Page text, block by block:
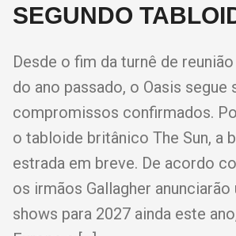
SEGUNDO
Desde o fim da turnê de
do ano passado, o Oasis segue
compromissos confirmados.
o tabloide britânico The Sun, a
estrada em breve. De acordo
os irmãos Gallagher anunciarão
shows para 2027 ainda este